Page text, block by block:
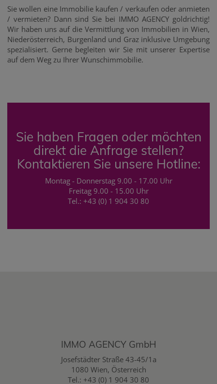
Sie wollen eine Immobilie kaufen / verkaufen oder anmieten
/ vermieten? Dann sind Sie bei IMMO AGENCY goldrichtig!
Wir haben uns auf die Vermittlung von Immobilien in Wien,
Niederösterreich, Burgenland und Graz inklusive Umgebung
spezialisiert. Gerne begleiten wir Sie mit unserer Expertise
auf dem Weg zu Ihrer Wunschimmobilie.
Sie haben Fragen oder möchten
direkt die Anfrage stellen?
Kontaktieren Sie unsere Hotline:
Montag - Donnerstag 9.00 - 17.00 Uhr
Freitag 9.00 - 15.00 Uhr
Tel.: +43 (0) 1 904 30 80
IMMO AGENCY GmbH
Josefstädter Straße 43-45/1a
1080 Wien, Österreich
Tel.: +43 (0) 1 904 30 80